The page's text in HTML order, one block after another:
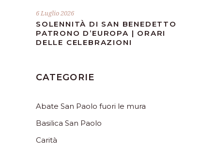
6 Luglio 2026
SOLENNITÀ DI SAN BENEDETTO
PATRONO D’EUROPA | ORARI
DELLE CELEBRAZIONI
CATEGORIE
Abate San Paolo fuori le mura
Basilica San Paolo
Carità